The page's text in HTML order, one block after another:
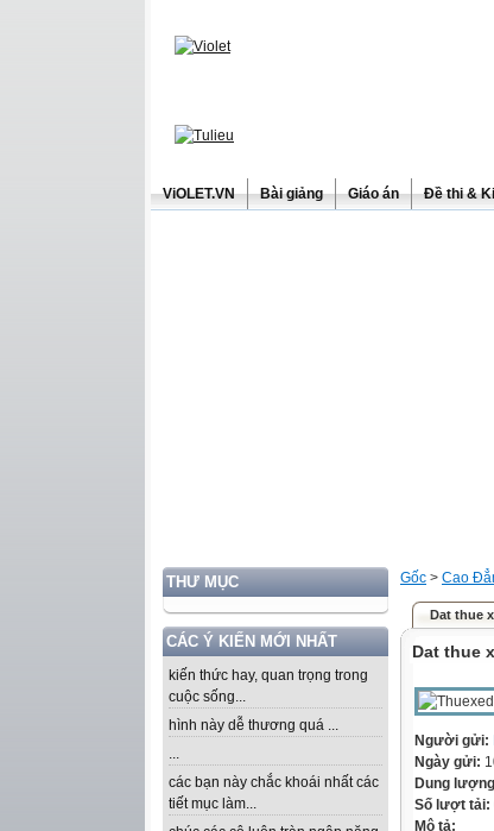
ViOLET.VN Bài giảng Giáo án Đề thi &
THƯ MỤC
CÁC Ý KIẾN MỚI NHẤT
kiến thức hay, quan trọng trong
cuộc sống...
hình này dễ thương quá ...
...
các bạn này chắc khoái nhất các
tiết mục làm...
Gốc > Cao
Dat thue
Dat thue
Người gửi:
Ngày gửi:
Dung
Số lượt tải:
Mô tả: